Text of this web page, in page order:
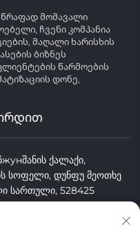
მომავალი
ჩვენი კომპანია
მაღალი ხარისხის
ბიზნეს
წარმოების
დონე,
ქალაქი,
სოფელი, დუნფუ მეოთხე
სართული, 528425